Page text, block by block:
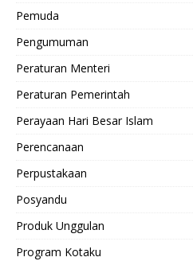
Pemuda
Pengumuman
Peraturan Menteri
Peraturan Pemerintah
Perayaan Hari Besar Islam
Perencanaan
Perpustakaan
Posyandu
Produk Unggulan
Program Kotaku